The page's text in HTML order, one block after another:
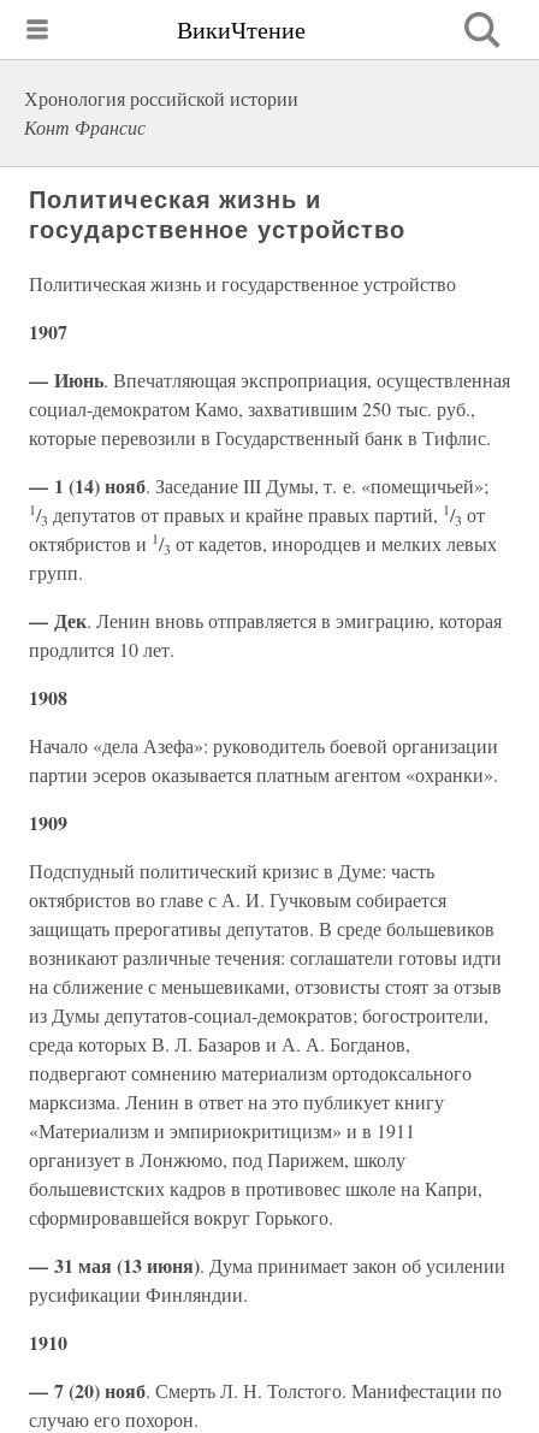
ВикиЧтение
Хронология российской истории
Конт Франсис
Политическая жизнь и
государственное устройство
Политическая жизнь и государственное устройство
1907
— Июнь. Впечатляющая экспроприация, осуществленная
социал-демократом Камо, захватившим 250 тыс. руб.,
которые перевозили в Государственный банк в Тифлис.
— 1 (14) нояб. Заседание III Думы, т. е. «помещичьей»;
1/3 депутатов от правых и крайне правых партий, 1/3 от
октябристов и 1/3 от кадетов, инородцев и мелких левых
групп.
— Дек. Ленин вновь отправляется в эмиграцию, которая
продлится 10 лет.
1908
Начало «дела Азефа»: руководитель боевой организации
партии эсеров оказывается платным агентом «охранки».
1909
Подспудный политический кризис в Думе: часть
октябристов во главе с А. И. Гучковым собирается
защищать прерогативы депутатов. В среде большевиков
возникают различные течения: соглашатели готовы идти
на сближение с меньшевиками, отзовисты стоят за отзыв
из Думы депутатов-социал-демократов; богостроители,
среда которых В. Л. Базаров и А. А. Богданов,
подвергают сомнению материализм ортодоксального
марксизма. Ленин в ответ на это публикует книгу
«Материализм и эмпириокритицизм» и в 1911
организует в Лонжюмо, под Парижем, школу
большевистских кадров в противовес школе на Капри,
сформировавшейся вокруг Горького.
— 31 мая (13 июня). Дума принимает закон об усилении
русификации Финляндии.
1910
— 7 (20) нояб. Смерть Л. Н. Толстого. Манифестации по
случаю его похорон.